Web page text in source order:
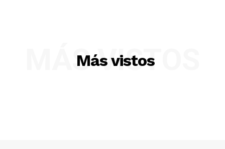
Más vistos
MÁS VISTOS